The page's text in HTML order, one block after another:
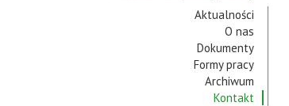
Aktualności
O nas
Dokumenty
Formy pracy
Archiwum
Kontakt